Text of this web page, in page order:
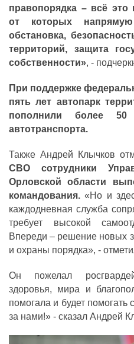
правопорядка – всё
от которых напрямую
обстановка,
территорий, защита
собственности», -
При поддержке
пять лет автопарк
пополнили более 50
автотранспорта.
Также Андрей Клычков
СВО сотрудники
Орловской области
командования. «Но и
каждодневная служба
требует высокой
Впереди – решение новых
и охраны порядка», -
Он пожелал
здоровья, мира и
помогала и будет
за нами!» - сказал Андрей